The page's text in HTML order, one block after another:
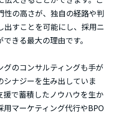
性の高さが、独自の経路や判
すことを可能にし、採用ニ
きる最大の理由です。
のコンサルティングも手が
ナジーを生み出していま
で蓄積したノウハウを生か
用マーケティング代行やBPO